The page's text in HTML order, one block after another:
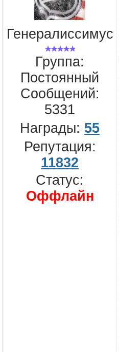
Генералиссимус
Группа:
Постоянный
Сообщений:
5331
Награды: 55
Репутация:
11832
Статус:
Оффлайн